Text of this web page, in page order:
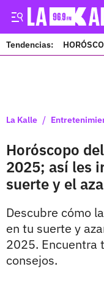
Tendencias:
La Kalle /
Horóscopo
2025; así les
suerte y el
Descubre cómo
en tu suerte y
2025. Encuentra
consejos.